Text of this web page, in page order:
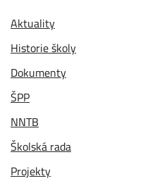
Aktuality
Historie školy
Dokumenty
ŠPP
NNTB
Školská rada
Projekty